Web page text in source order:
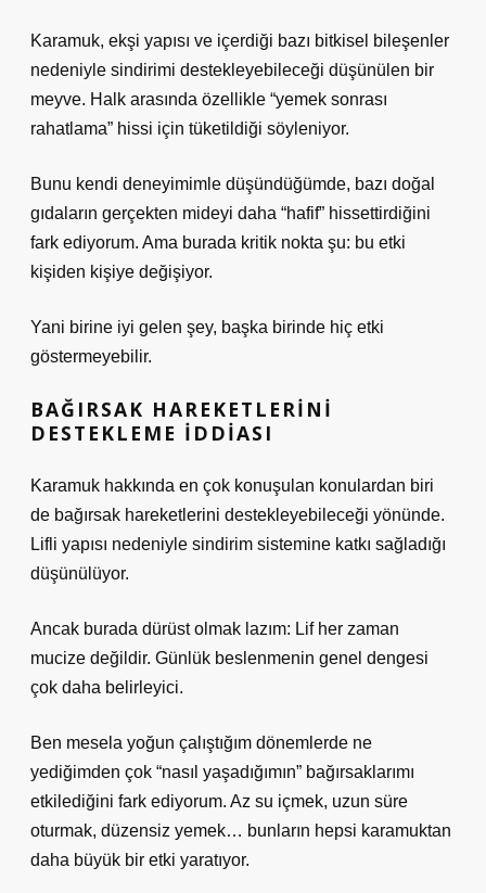
Karamuk, ekşi yapısı ve içerdiği bazı bitkisel bileşenler
nedeniyle sindirimi destekleyebileceği düşünülen bir
meyve. Halk arasında özellikle “yemek sonrası
rahatlama” hissi için tüketildiği söyleniyor.
Bunu kendi deneyimimle düşündüğümde, bazı doğal
gıdaların gerçekten mideyi daha “hafif” hissettirdiğini
fark ediyorum. Ama burada kritik nokta şu: bu etki
kişiden kişiye değişiyor.
Yani birine iyi gelen şey, başka birinde hiç etki
göstermeyebilir.
BAĞIRSAK HAREKETLERINI
DESTEKLEME IDDIASI
Karamuk hakkında en çok konuşulan konulardan biri
de bağırsak hareketlerini destekleyebileceği yönünde.
Lifli yapısı nedeniyle sindirim sistemine katkı sağladığı
düşünülüyor.
Ancak burada dürüst olmak lazım: Lif her zaman
mucize değildir. Günlük beslenmenin genel dengesi
çok daha belirleyici.
Ben mesela yoğun çalıştığım dönemlerde ne
yediğimden çok “nasıl yaşadığımın” bağırsaklarımı
etkilediğini fark ediyorum. Az su içmek, uzun süre
oturmak, düzensiz yemek… bunların hepsi karamuktan
daha büyük bir etki yaratıyor.